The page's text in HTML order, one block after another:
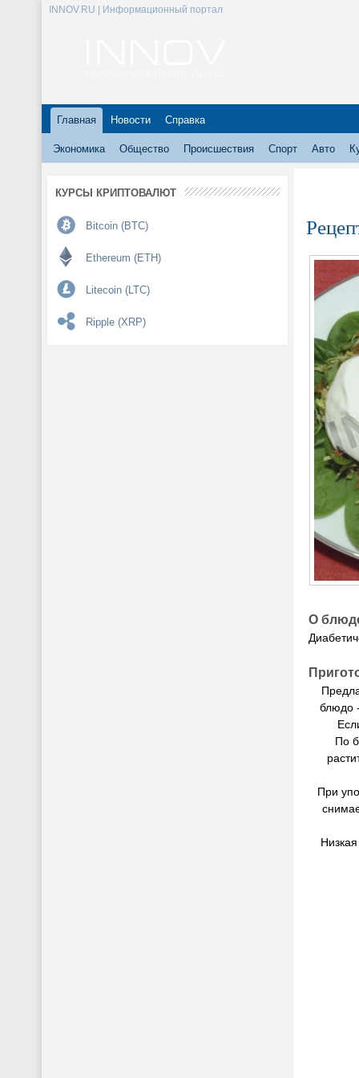
INNOV.RU | Информационный портал
Главная Новости Справка
Экономика Общество Происшествия Спорт Авто
КУРСЫ КРИПТОВАЛЮТ
Bitcoin (BTC)
Ethereum (ETH)
Litecoin (LTC)
Ripple (XRP)
О
блюдо
По
При